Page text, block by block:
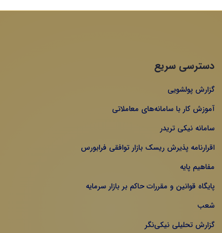
دسترسی سریع
گزارش پولشویی
آموزش کار با سامانه‌های معاملاتی
سامانه نیکی تریدر
اقرارنامه پذیرش ریسک بازار توافقی فرابورس
مفاهیم پایه
پایگاه قوانین و مقررات حاکم بر بازار سرمایه
شعب
گزارش تحلیلی نیکی‌نگر